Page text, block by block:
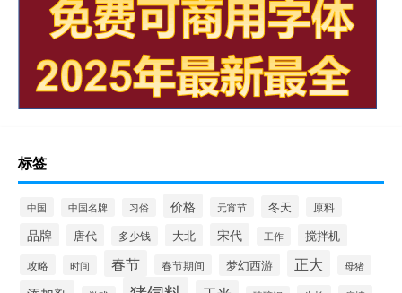
标签
中国 中国名牌 习俗 价格 元宵节 冬天 原料
品牌 唐代 多少钱 大北 宋代 工作 搅拌机
攻略 时间 春节 春节期间 梦幻西游 正大 母猪